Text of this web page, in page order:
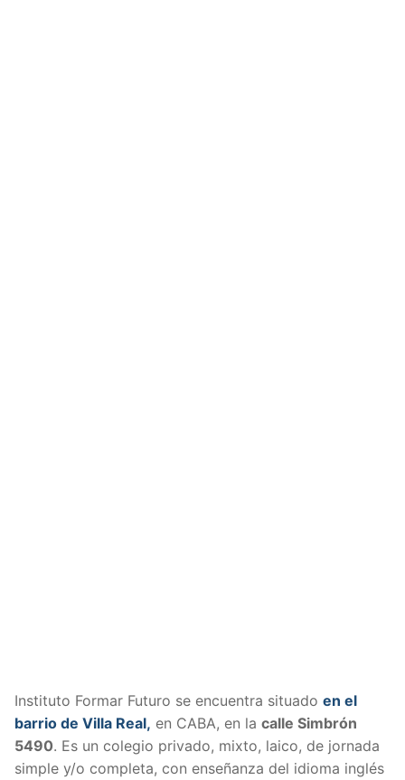
Instituto Formar Futuro se encuentra situado en el
barrio de Villa Real, en CABA, en la calle Simbrón
5490. Es un colegio privado, mixto, laico, de jornada
simple y/o completa, con enseñanza del idioma inglés